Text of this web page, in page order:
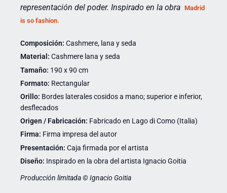
representación del poder. Inspirado en la obra Madrid
is so fashion.
Composición: Cashmere, lana y seda
Material: Cashmere lana y seda
Tamaño: 190 x 90 cm
Formato: Rectangular
Orillo: Bordes laterales cosidos a mano; superior e inferior,
desflecados
Origen / Fabricación: Fabricado en Lago di Como (Italia)
Firma: Firma impresa del autor
Presentación: Caja firmada por el artista
Diseño: Inspirado en la obra del artista Ignacio Goitia
Producción limitada © Ignacio Goitia